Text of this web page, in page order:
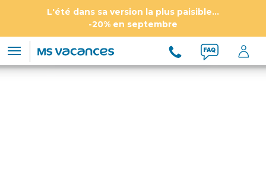
L'été dans sa version la plus paisible...
-20% en septembre